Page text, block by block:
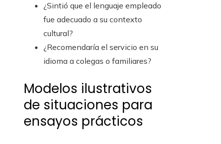
¿Sintió que el lenguaje empleado
fue adecuado a su contexto
cultural?
¿Recomendaría el servicio en su
idioma a colegas o familiares?
Modelos ilustrativos
de situaciones para
ensayos prácticos